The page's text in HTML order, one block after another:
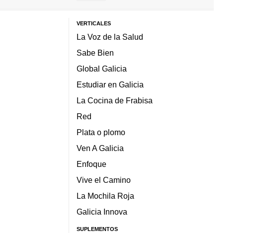
VERTICALES
La Voz de la Salud
Sabe Bien
Global Galicia
Estudiar en Galicia
La Cocina de Frabisa
Red
Plata o plomo
Ven A Galicia
Enfoque
Vive el Camino
La Mochila Roja
Galicia Innova
SUPLEMENTOS